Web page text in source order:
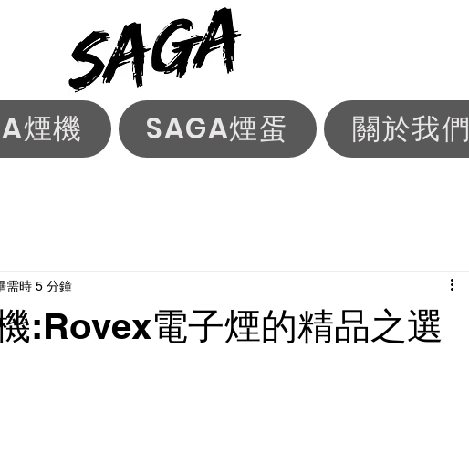
煙機 SAGA煙蛋 關於我們
:Rovex電子煙的精品之選
需時 5 分鐘